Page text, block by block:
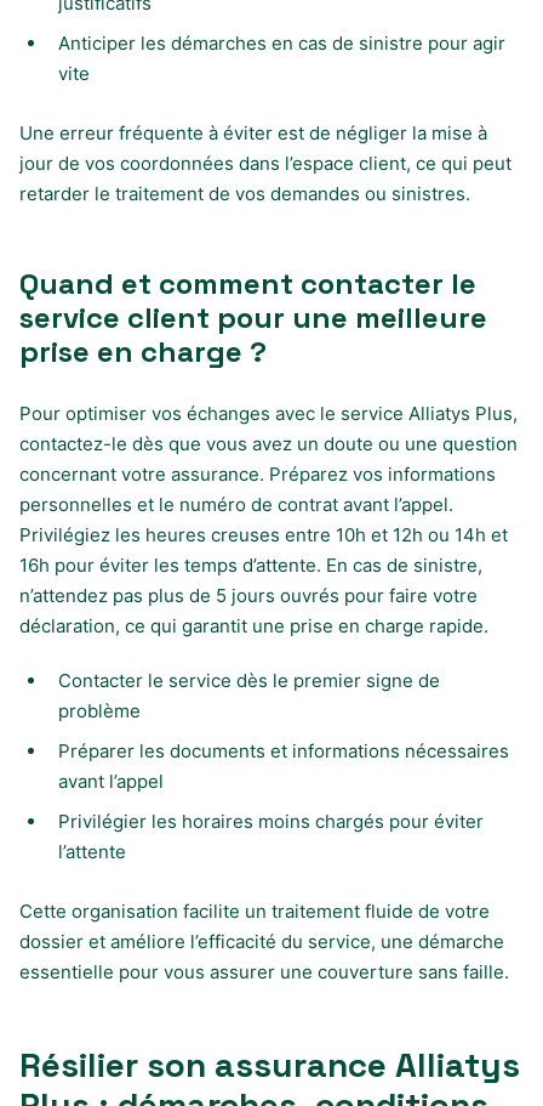
Anticiper les démarches en cas de sinistre pour agir
vite
Une erreur fréquente à éviter est de négliger la mise à
jour de vos coordonnées dans l’espace client, ce qui peut
retarder le traitement de vos demandes ou sinistres.
Quand et comment contacter le
service client pour une meilleure
prise en charge ?
Pour optimiser vos échanges avec le service Alliatys Plus,
contactez-le dès que vous avez un doute ou une question
concernant votre assurance. Préparez vos informations
personnelles et le numéro de contrat avant l’appel.
Privilégiez les heures creuses entre 10h et 12h ou 14h et
16h pour éviter les temps d’attente. En cas de sinistre,
n’attendez pas plus de 5 jours ouvrés pour faire votre
déclaration, ce qui garantit une prise en charge rapide.
Contacter le service dès le premier signe de
problème
Préparer les documents et informations nécessaires
avant l’appel
Privilégier les horaires moins chargés pour éviter
l’attente
Cette organisation facilite un traitement fluide de votre
dossier et améliore l’efficacité du service, une démarche
essentielle pour vous assurer une couverture sans faille.
Résilier son assurance Alliatys